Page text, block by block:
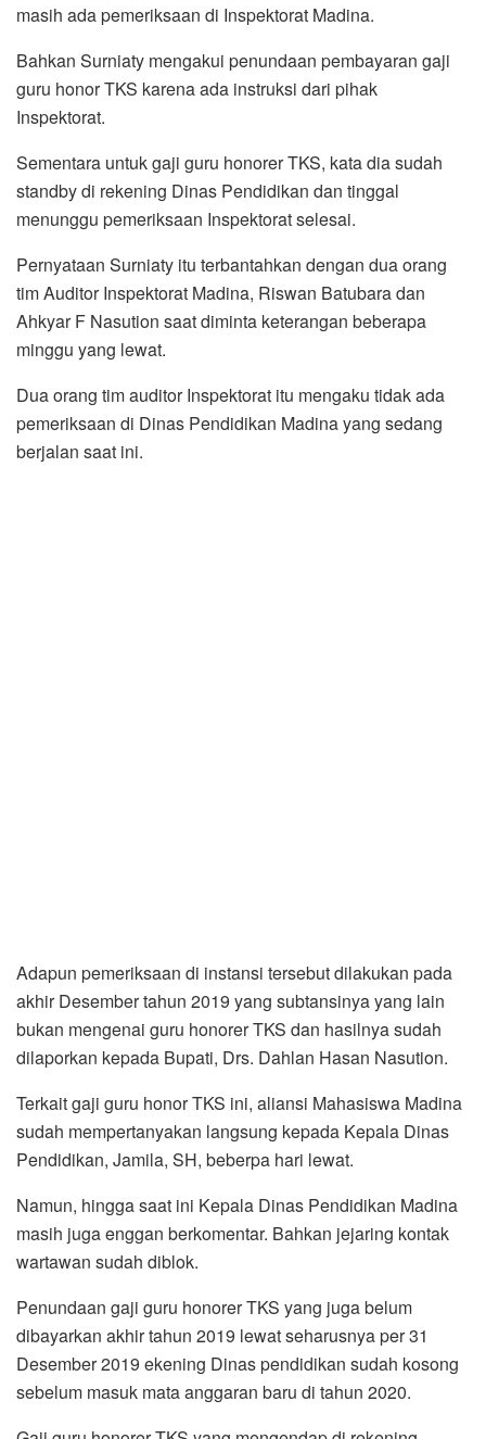
masih ada pemeriksaan di Inspektorat Madina.
Bahkan Surniaty mengakui penundaan pembayaran gaji
guru honor TKS karena ada instruksi dari pihak
Inspektorat.
Sementara untuk gaji guru honorer TKS, kata dia sudah
standby di rekening Dinas Pendidikan dan tinggal
menunggu pemeriksaan Inspektorat selesai.
Pernyataan Surniaty itu terbantahkan dengan dua orang
tim Auditor Inspektorat Madina, Riswan Batubara dan
Ahkyar F Nasution saat diminta keterangan beberapa
minggu yang lewat.
Dua orang tim auditor Inspektorat itu mengaku tidak ada
pemeriksaan di Dinas Pendidikan Madina yang sedang
berjalan saat ini.
Adapun pemeriksaan di instansi tersebut dilakukan pada
akhir Desember tahun 2019 yang subtansinya yang lain
bukan mengenai guru honorer TKS dan hasilnya sudah
dilaporkan kepada Bupati, Drs. Dahlan Hasan Nasution.
Terkait gaji guru honor TKS ini, aliansi Mahasiswa Madina
sudah mempertanyakan langsung kepada Kepala Dinas
Pendidikan, Jamila, SH, beberpa hari lewat.
Namun, hingga saat ini Kepala Dinas Pendidikan Madina
masih juga enggan berkomentar. Bahkan jejaring kontak
wartawan sudah diblok.
Penundaan gaji guru honorer TKS yang juga belum
dibayarkan akhir tahun 2019 lewat seharusnya per 31
Desember 2019 ekening Dinas pendidikan sudah kosong
sebelum masuk mata anggaran baru di tahun 2020.